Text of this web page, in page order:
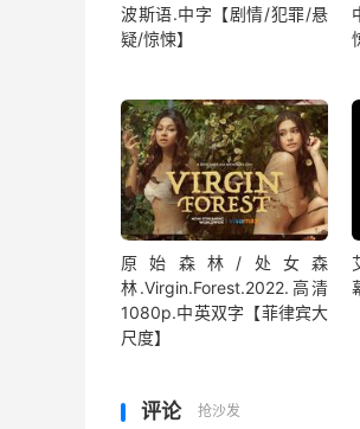
波斯语.中字【剧情/犯罪/悬
疑/惊悚】
原始森林/处女森
林.Virgin.Forest.2022.高清
1080p.中英双字【菲律宾大
尺度】
评论 抢沙发